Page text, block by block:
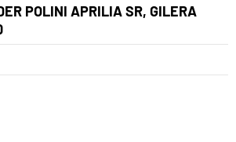
POLINI APRILIA SR, GILERA